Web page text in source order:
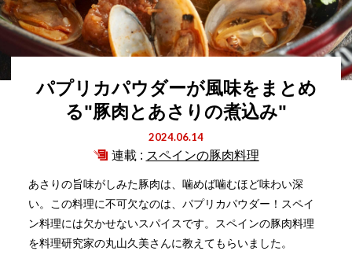
パプリカパウダーが風味をまとめ
る"豚肉とあさりの煮込み"
2024.06.14
連載 : スペインの豚肉料理
あさりの旨味がしみた豚肉は、噛めば噛むほど味わい深
い。この料理に不可欠なのは、パプリカパウダー！スペイ
ン料理には欠かせないスパイスです。スペインの豚肉料理
を料理研究家の丸山久美さんに教えてもらいました。